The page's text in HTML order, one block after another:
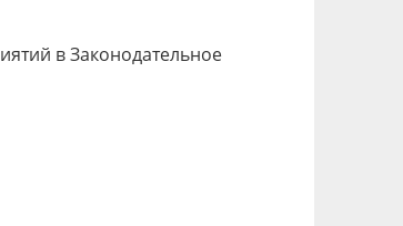
в Законодательное